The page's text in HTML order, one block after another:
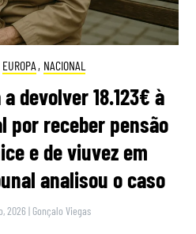
EUROPA , NACIONAL
devolver 18.123€ à
por receber pensão
e de viuvez em
analisou o caso
2026 | Gonçalo Viegas